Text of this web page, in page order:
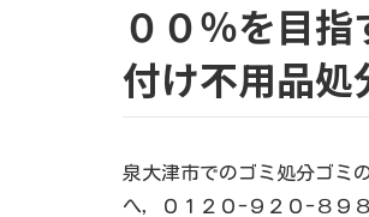
００％を目
付け不用品処
泉大津市でのゴミ処分ゴミ
へ，０１２０-９２０-８９